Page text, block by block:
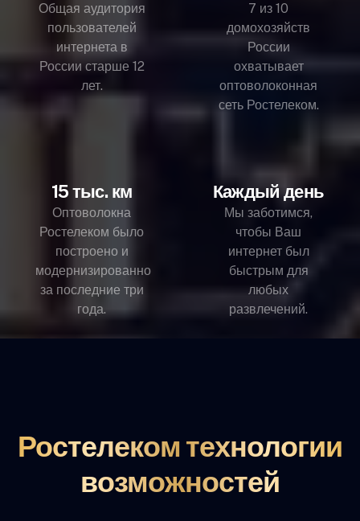
Общая аудитория
пользователей
интернета в
России старше 12
лет.
7 из 10
домохозяйств
России
охватывает
оптоволоконная
сеть Ростелеком.
15 тыс. км
Оптоволокна
Ростелеком было
построено и
модернизированно
за последние три
года.
Каждый день
Мы заботимся,
чтобы Ваш
интернет был
быстрым для
любых
развлечений.
Ростелеком технологии
возможностей